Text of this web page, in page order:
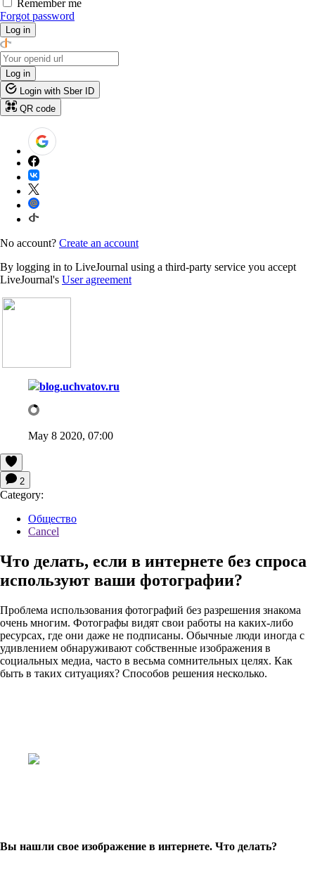
Remember me
Forgot password
Log in
Log in
Login with Sber ID
QR code
No account? Create an account
By logging in to LiveJournal using a third-party service you accept
LiveJournal's User agreement
blog.uchvatov.ru
May 8 2020, 07:00
2
Category:
Общество
Cancel
Что делать, если в интернете без спроса
используют ваши фотографии?
Проблема использования фотографий без разрешения знакома
очень многим. Фотографы видят свои работы на каких-либо
ресурсах, где они даже не подписаны. Обычные люди иногда с
удивлением обнаруживают собственные изображения в
социальных медиа, часто в весьма сомнительных целях. Как
быть в таких ситуациях? Способов решения несколько.
Вы нашли свое изображение в интернете. Что делать?